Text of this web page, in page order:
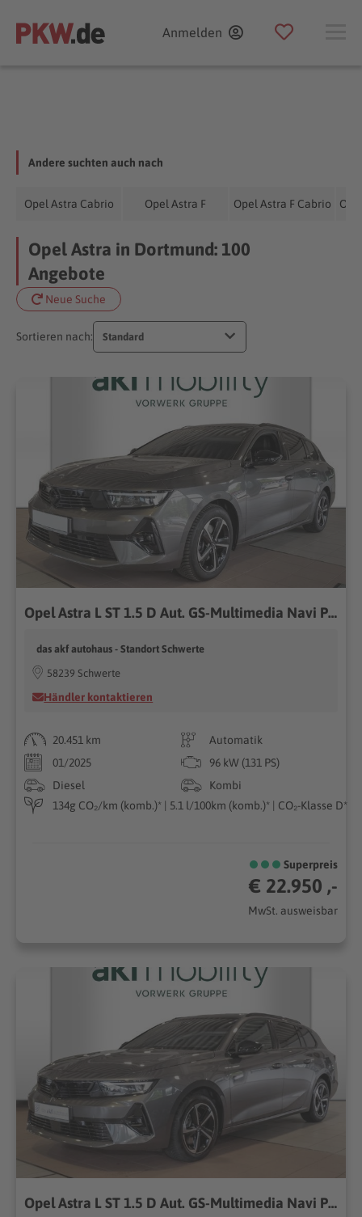
Anmelden
Andere suchten auch nach
Opel Astra Cabrio Opel Astra F Opel Astra F Cabrio
Opel Astra in Dortmund: 100
Angebote
Neue Suche
Sortieren nach: Standard
Opel Astra L ST 1.5 D Aut. GS-Multimedia Navi Pro*AHK
das akf autohaus - Standort Schwerte
58239 Schwerte
Händler kontaktieren
20.451 km
Automatik
01/2025
96 kW (131 PS)
Diesel
Kombi
134g CO₂/km (komb.)* | 5.1 l/100km (komb.)* | CO₂-Klasse D*
Superpreis
€ 22.950 ,-
MwSt. ausweisbar
Opel Astra L ST 1.5 D Aut. GS-Multimedia Navi Pro*AHK